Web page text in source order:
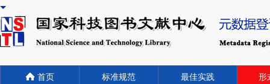
首页 标准规范 最佳实践 形